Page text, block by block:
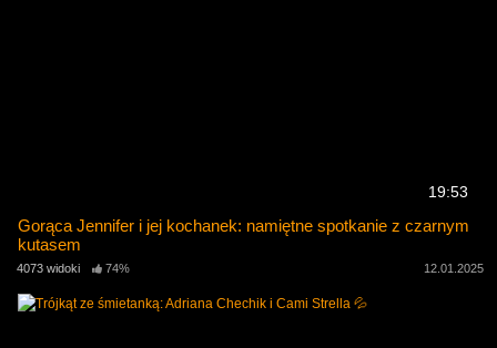
19:53
Gorąca Jennifer i jej kochanek: namiętne spotkanie z czarnym
kutasem
4073 widoki 74% 12.01.2025